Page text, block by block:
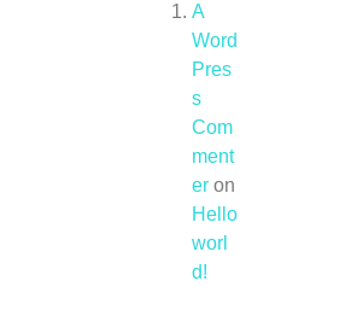
A
Word
Pres
s
Com
ment
er on
Hello
worl
d!